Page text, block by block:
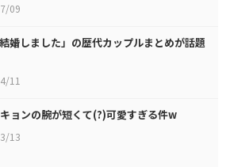
09
結婚しました」の歴代カップルまとめが話題
11
ョンの腕が短くて(?)可愛すぎる件w
13